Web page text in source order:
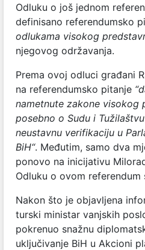
Odluku o još jednom
definisano referendumsko
odlukama visokog
njegovog održavanja.
Prema ovoj odluci građani
na referendumsko pitanje
nametnute zakone visokog
posebno o Sudu i
neustavnu verifikaciju u
BiH“. Međutim, samo dva
ponovo na inicijativu
Odluku o ovom referendum
Nakon što je objavljena
turski ministar vanjskih
pokrenuo snažnu
uključivanje BiH u Akcioni